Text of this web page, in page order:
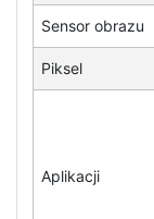
Sensor obrazu
Piksel
Aplikacji